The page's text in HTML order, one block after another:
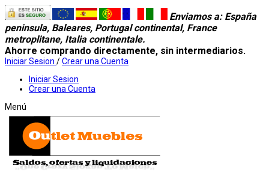
Enviamos a: España
peninsula, Baleares, Portugal continental, France
metroplitane, Italia continentale.
Ahorre comprando directamente, sin intermediarios.
Iniciar Sesion /Crear una Cuenta
Iniciar Sesion
Crear una Cuenta
Menú